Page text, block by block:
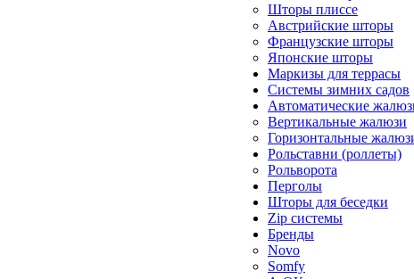
Шторы плиссе
Австрийские шторы
Французские шторы
Японские шторы
Маркизы для террасы
Системы зимних садов
Автоматические
Вертикальные жалюзи
Горизонтальные
Рольставни (роллеты)
Рольворота
Перголы
Шторы для беседки
Zip системы
Бренды
Novo
Somfy